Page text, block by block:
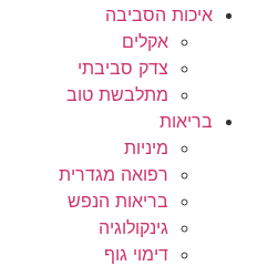
איכות הסביבה
אקלים
צדק סביבתי
מתלבשת טוב
בריאות
מיניות
רפואה מגדרית
בריאות הנפש
גינקולוגיה
דימוי גוף